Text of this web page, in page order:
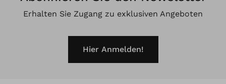
Erhalten Sie Zugang zu exklusiven Angeboten
Hier Anmelden!